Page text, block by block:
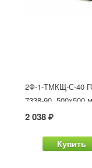
2Ф-1-ТМКЩ-С-40
7338-90, 500x500
2 038 ₽
Купить